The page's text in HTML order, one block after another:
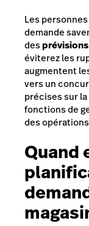
Les
demande
des
éviterez les
augmentent
vers un
précises sur
fonctions de
des
Quand